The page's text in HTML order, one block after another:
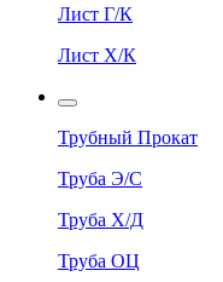
Лист Г/К
Лист Х/К
Трубный Прокат
Труба Э/С
Труба Х/Д
Труба ОЦ